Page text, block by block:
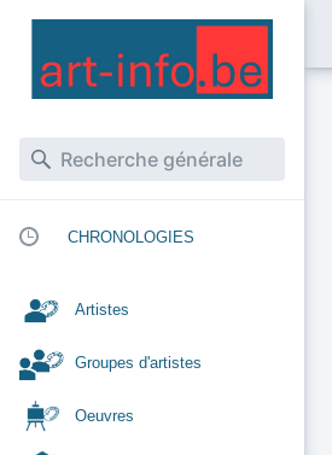
CHRONOLOGIES
Artistes
Groupes d'artistes
Oeuvres